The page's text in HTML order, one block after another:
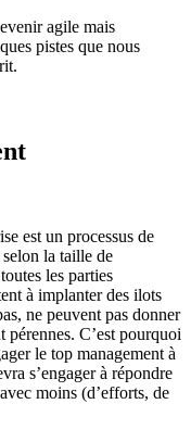
agile mais
pistes que nous
est un processus de
la taille de
les parties
à implanter des ilots
ne peuvent pas donner
pérennes. C’est pourquoi
le top management à
s’engager à répondre
moins (d’efforts, de